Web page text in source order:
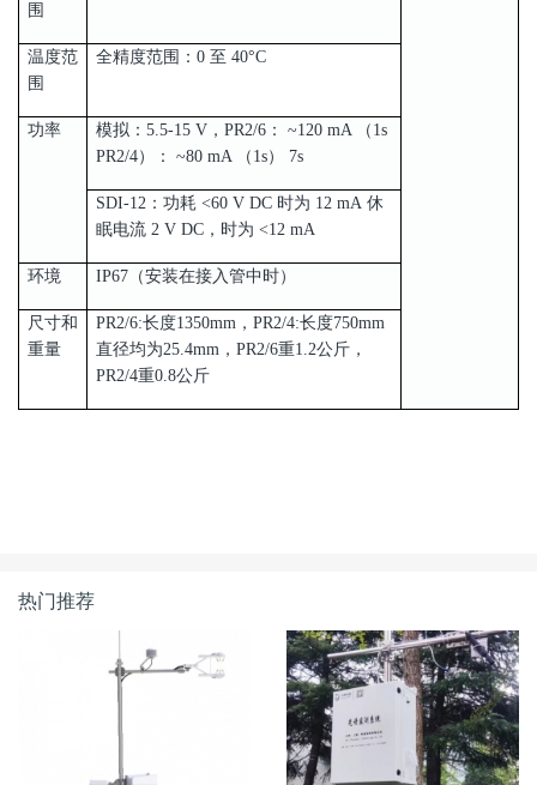
围
温度范
围
全精度范围：0 至 40°C
功率
模拟：5.5-15 V，PR2/6： ~120 mA （1s
PR2/4）： ~80 mA （1s） 7s
SDI-12：功耗 <60 V DC 时为 12 mA 休
眠电流 2 V DC，时为 <12 mA
环境 IP67（安装在接入管中时）
尺寸和
重量
PR2/6:长度1350mm，PR2/4:长度750mm
直径均为25.4mm，PR2/6重1.2公斤，
PR2/4重0.8公斤
热门推荐